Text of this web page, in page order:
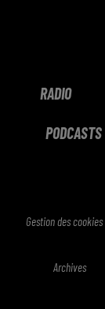
RADIO
PODCASTS
Gestion des cookies
Archives